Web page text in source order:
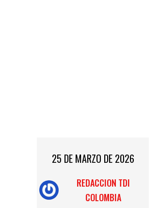
25 DE MARZO DE 2026
REDACCION TDI
COLOMBIA